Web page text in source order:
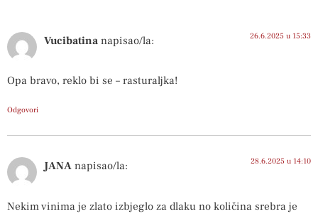
Vucibatina napisao/la: 26.6.2025 u 15:33
Opa bravo, reklo bi se – rasturaljka!
Odgovori
JANA napisao/la: 28.6.2025 u 14:10
Nekim vinima je zlato izbjeglo za dlaku no količina srebra je